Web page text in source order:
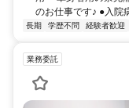
のお仕事です♪ ●入院
長期 学歴不問 経験者歓迎
業務委託